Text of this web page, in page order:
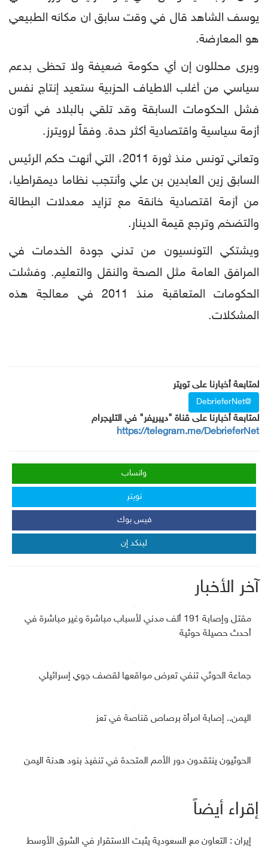
يوسف الشاهد قال في وقت سابق ان مكانه الطبيعي
هو المعارضة.
ويرى محللون إن أي حكومة ضعيفة ولا تحظى بدعم
سياسي من أغلب الاطياف الحزبية ستعيد إنتاج نفس
فشل الحكومات السابقة وقد تلقي بالبلاد في أتون
أزمة سياسية واقتصادية أكثر حدة. وفقاً لرويترز.
وتعاني تونس منذ ثورة 2011، التي أنهت حكم الرئيس
السابق زين العابدين بن علي وأنتجب نظاما ديمقراطيا،
من أزمة اقتصادية خانقة مع تزايد معدلات البطالة
والتضخم وترجع قيمة الدينار.
ويشتكي التونسيون من تدني جودة الخدمات في
المرافق العامة مثل الصحة والنقل والتعليم. وفشلت
الحكومات المتعاقبة منذ 2011 في معالجة هذه
المشكلات.
لمتابعة أخبارنا على تويتر
@DebrieferNet
لمتابعة أخبارنا على قناة "ديبريفر" في التليجرام
https://telegram.me/DebrieferNet
واتساب
تويتر
فيس بوك
لينكد إن
آخر الأخبار
مقتل وإصابة 191 ألف مدني لأسباب مباشرة وغير مباشرة في
أحدث حصيلة حوثية
جماعة الحوثي تنفي تعرض مواقعها لقصف جوي إسرائيلي
اليمن.. إصابة امرأة برصاص قناصة في تعز
الحوثيون ينتقدون دور الأمم المتحدة في تنفيذ بنود هدنة اليمن
إقراء أيضاً
إيران : التعاون مع السعودية يثبت الاستقرار في الشرق الأوسط